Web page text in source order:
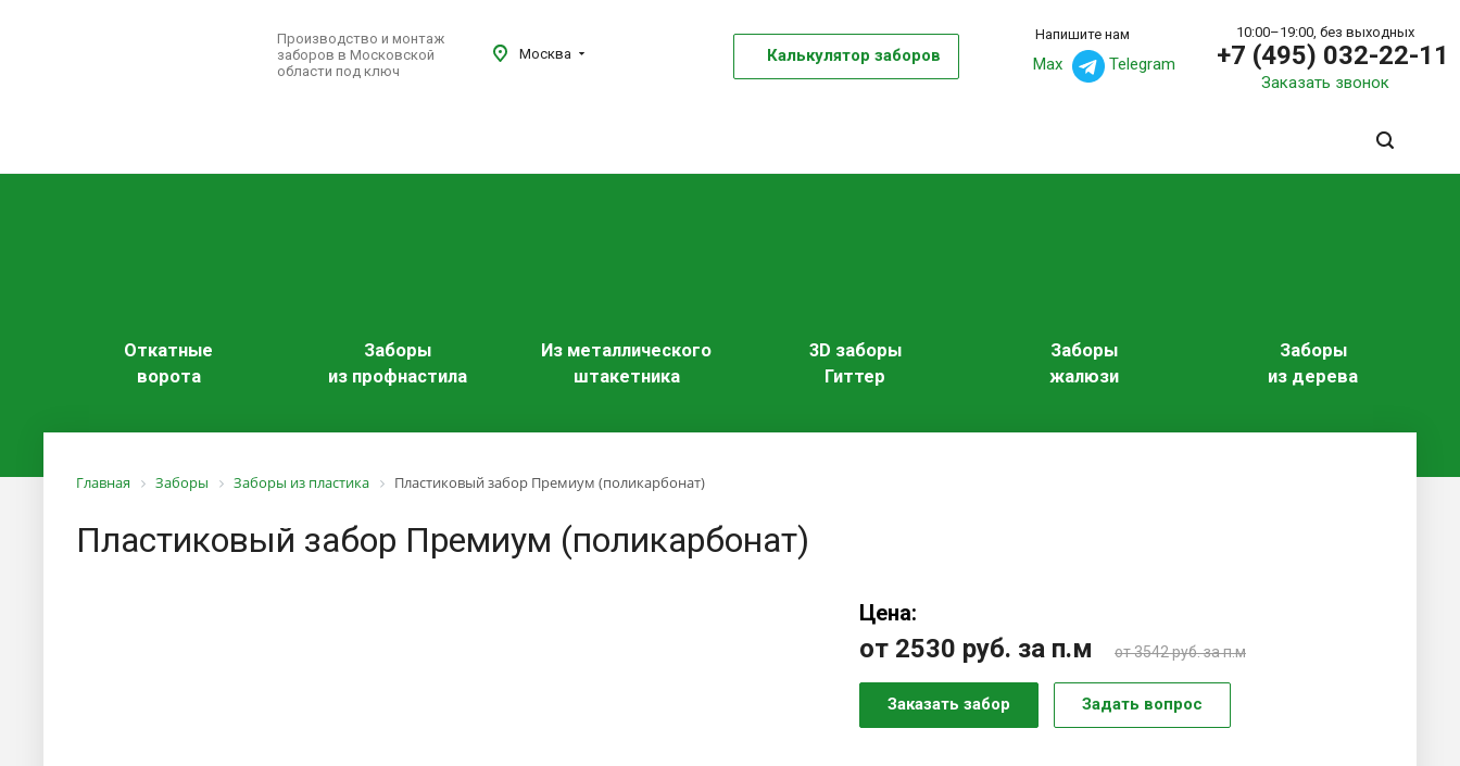
Производство и монтаж
заборов в Московской
области под ключ
Москва Калькулятор заборов
Напишите нам
Max Telegram
10:00–19:00, без выходных
+7 (495) 032-22-11
Заказать звонок
Откатные
ворота
Заборы
из профнастила
Из металлического
штакетника
3D заборы
Гиттер
Заборы
жалюзи
Заборы
из дерева
Главная Заборы Заборы из пластика Пластиковый забор Премиум (поликарбонат)
Пластиковый забор Премиум (поликарбонат)
Цена:
от 2530 руб. за п.м от 3542 руб. за п.м
Заказать забор Задать вопрос